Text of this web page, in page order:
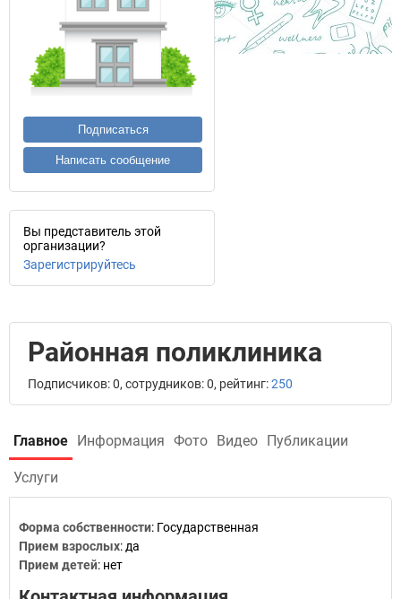
Подписаться
Написать сообщение
Вы представитель этой
организации?
Зарегистрируйтесь
Районная поликлиника
Подписчиков: 0, сотрудников: 0, рейтинг:250
Главное Информация Фото Видео Публикации
Услуги
Форма собственности: Государственная
Прием взрослых: да
Прием детей: нет